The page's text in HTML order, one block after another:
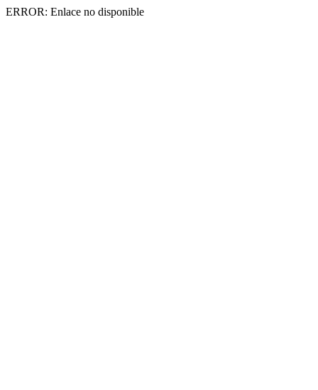
ERROR: Enlace no disponible